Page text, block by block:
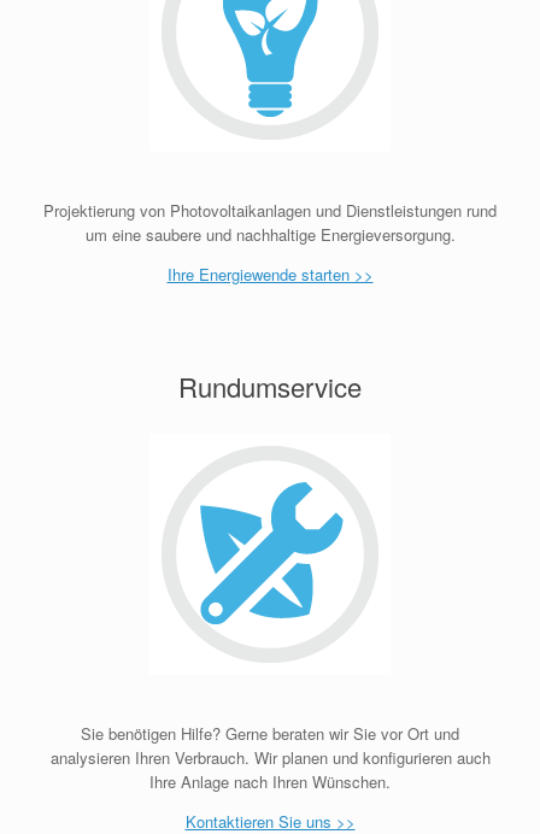
Projektierung von Photovoltaikanlagen und Dienstleistungen rund
um eine saubere und nachhaltige Energieversorgung.
Ihre Energiewende starten >>
Rundumservice
Sie benötigen Hilfe? Gerne beraten wir Sie vor Ort und
analysieren Ihren Verbrauch. Wir planen und konfigurieren auch
Ihre Anlage nach Ihren Wünschen.
Kontaktieren Sie uns >>